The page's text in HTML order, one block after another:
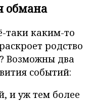
обмана
таки каким-то
родство
Возможны два
событий:
и уж тем более